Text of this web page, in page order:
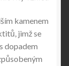
kamenem
jimž se
dopadem